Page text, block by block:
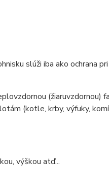
slúži iba ako ochrana
(žiaruvzdornou)
(kotle, krby, výfuky,
výškou atď...